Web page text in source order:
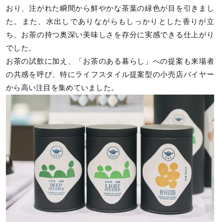
おり、注がれた瞬間から鮮やかな茶葉の緑色が目を引きまし
た。また、水出しでありながらもしっかりとした香りが立
ち、お茶の持つ奥深い美味しさを存分に実感できる仕上がり
でした。
お茶の試飲に加え、「お茶のある暮らし」への提案も来場者
の共感を呼び、特にライフスタイル提案型の小売店バイヤー
から高い注目を集めていました。